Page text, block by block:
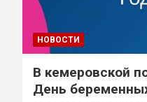
НОВОСТИ
В кемеровской
День